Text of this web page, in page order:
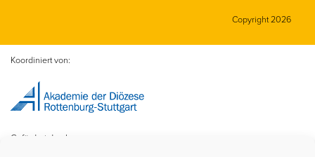
Copyright 2026
Koordiniert von:
Gefördert durch: